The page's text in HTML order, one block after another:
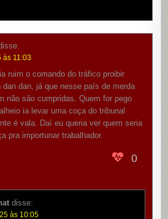
às 11:03
ruim o comando do tráfico proibir
dan, já que nesse país de merda
não são cumpridas. Quem for pego
ia levar uma coça do tribunal
é vala. Daí eu queria ver quem seria
pra importunar trabalhador.
0
disse:
às 10:05